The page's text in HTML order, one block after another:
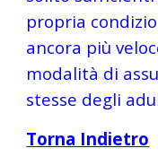
propria
ancora più
modalità di
stesse degli
Torna Indietro